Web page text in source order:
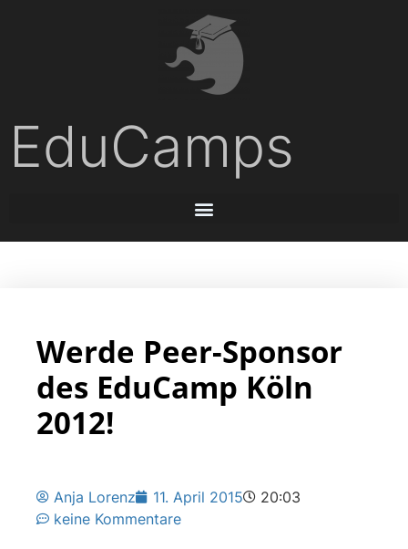
EduCamps
Werde Peer-Sponsor
des EduCamp Köln
2012!
Anja Lorenz 11. April 2015
20:03
keine Kommentare